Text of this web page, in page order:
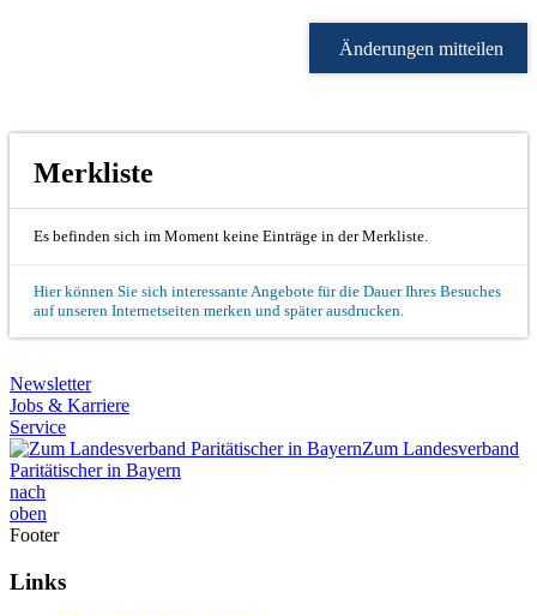
Änderungen mitteilen
Merkliste
Es befinden sich im Moment keine Einträge in der Merkliste.
Hier können Sie sich interessante Angebote für die Dauer Ihres Besuches
auf unseren Internetseiten merken und später ausdrucken.
Newsletter
Jobs & Karriere
Service
Zum Landesverband
Paritätischer in Bayern
nach
oben
Footer
Links